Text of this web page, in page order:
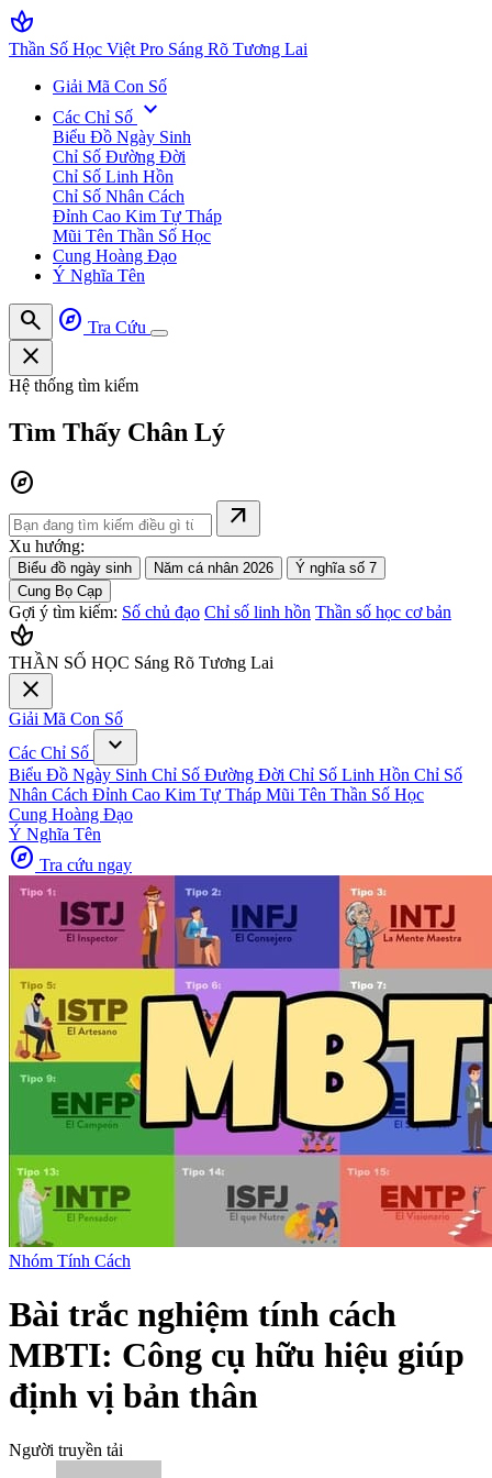
spa
Thần Số Học Việt Pro Sáng Rõ Tương Lai
Giải Mã Con Số
Các Chỉ Số expand_more
Biểu Đồ Ngày Sinh
Chỉ Số Đường Đời
Chỉ Số Linh Hồn
Chỉ Số Nhân Cách
Đỉnh Cao Kim Tự Tháp
Mũi Tên Thần Số Học
Cung Hoàng Đạo
Ý Nghĩa Tên
search explore Tra Cứu
close
Hệ thống tìm kiếm
Tìm Thấy Chân Lý
explore
arrow_outward
Xu hướng:
Biểu đồ ngày sinh Năm cá nhân 2026
Ý nghĩa số 7
Cung Bọ Cạp
Gợi ý tìm kiếm: Số chủ đạo Chỉ số linh hồn Thần số học cơ bản
spa
THẦN SỐ HỌC Sáng Rõ Tương Lai
close
Giải Mã Con Số
Các Chỉ Số
expand_more
Biểu Đồ Ngày Sinh Chỉ Số Đường Đời Chỉ Số Linh Hồn Chỉ Số
Nhân Cách Đỉnh Cao Kim Tự Tháp Mũi Tên Thần Số Học
Cung Hoàng Đạo
Ý Nghĩa Tên
explore Tra cứu ngay
Nhóm Tính Cách
Bài trắc nghiệm tính cách
MBTI: Công cụ hữu hiệu giúp
định vị bản thân
Người truyền tải